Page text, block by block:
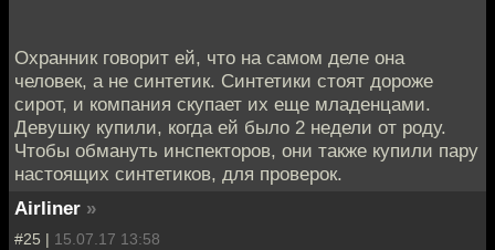
Охранник говорит ей, что на самом деле она
человек, а не синтетик. Синтетики стоят дороже
сирот, и компания скупает их еще младенцами.
Девушку купили, когда ей было 2 недели от роду.
Чтобы обмануть инспекторов, они также купили пару
настоящих синтетиков, для проверок.
Airliner »
#25 | 15.07.17 13:58